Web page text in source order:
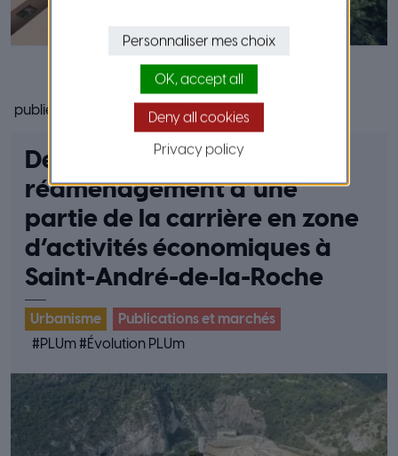
publié le 30 juillet 2025
Déclaration de Projet :
réaménagement d’une
partie de la carrière en zone
d’activités économiques à
Saint-André-de-la-Roche
Urbanisme
Publications et marchés
#PLUm#Évolution PLUm
Personnaliser mes choix
OK, accept all
Deny all cookies
Privacy policy